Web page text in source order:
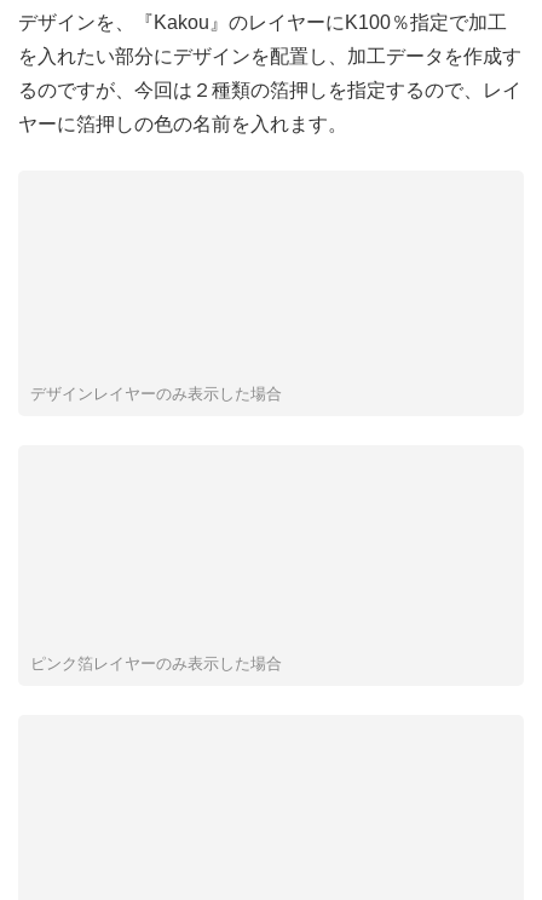
デザインを、『Kakou』のレイヤーにK100％指定で加工
を入れたい部分にデザインを配置し、加工データを作成す
るのですが、今回は２種類の箔押しを指定するので、レイ
ヤーに箔押しの色の名前を入れます。
デザインレイヤーのみ表示した場合
ピンク箔レイヤーのみ表示した場合